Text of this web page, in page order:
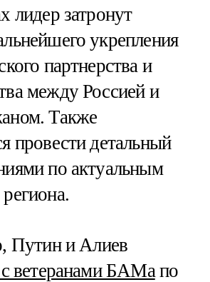
лидер затронут
укрепления
партнерства и
между Россией и
Также
провести детальный
по актуальным
Путин и Алиев
с ветеранами БАМа по